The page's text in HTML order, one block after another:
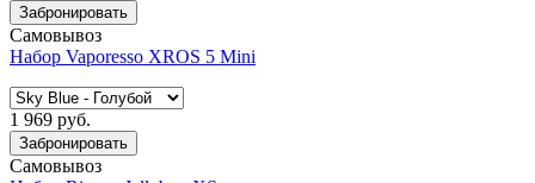
Забронировать
Самовывоз
Набор Vaporesso XROS 5 Mini
1 969 руб.
Забронировать
Самовывоз